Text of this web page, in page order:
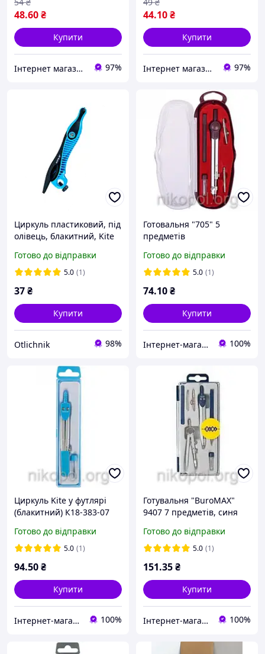
48.60₴
Купити
Інтернет магазин Ксюша 97%
44.10₴
Купити
Інтернет магазин Ксюша 97%
Циркуль пластиковий, під
олівець, блакитний, Kite
Готово до відправки
5.0 (1)
37₴
Купити
Otlichnik 98%
Готовальня "705" 5
предметів
Готово до відправки
5.0 (1)
74.10₴
Купити
Інтернет-магазин NikopoL - канцтовари для школи та офісу 100%
Циркуль Kite у футлярі
(блакитний) К18-383-07
Готово до відправки
5.0 (1)
94.50₴
Купити
Інтернет-магазин NikopoL - канцтовари для школи та офісу 100%
Готувальня "BuroMAX"
9407 7 предметів, синя
Готово до відправки
5.0 (1)
151.35₴
Купити
Інтернет-магазин NikopoL - канцтовари для школи та офісу 100%